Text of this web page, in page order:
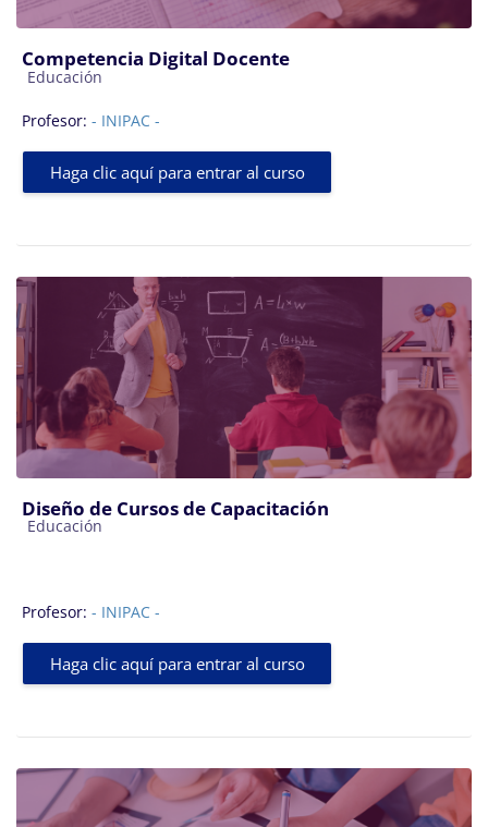
Competencia Digital Docente
Categoría de cursos
Educación
Profesor: - INIPAC -
Haga clic aquí para entrar al curso
Diseño de Cursos de Capacitación
Categoría de cursos
Educación
Profesor: - INIPAC -
Haga clic aquí para entrar al curso